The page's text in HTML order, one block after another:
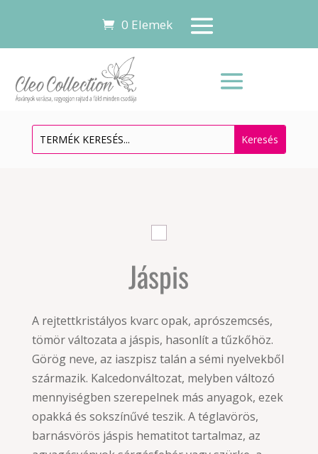
0 Elemek
Jáspis
A rejtettkristályos kvarc opak, aprószemcsés,
tömör változata a jáspis, hasonlít a tűzkőhöz.
Görög neve, az iaszpisz talán a sémi nyelvekből
származik. Kalcedonváltozat, melyben változó
mennyiségben szerepelnek más anyagok, ezek
opakká és sokszínűvé teszik. A téglavörös,
barnásvörös jáspis hematitot tartalmaz, az